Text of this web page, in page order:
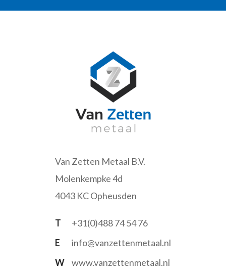
Van Zetten Metaal B.V.
Molenkempke 4d
4043 KC Opheusden
T
+31(0)488 74 54 76
E
info@vanzettenmetaal.nl
W
www.vanzettenmetaal.nl